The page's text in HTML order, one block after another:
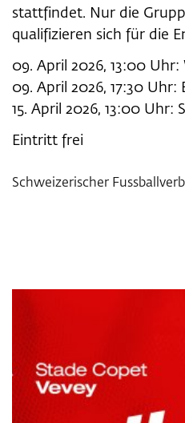
stattfindet. Nur die
qualifizieren sich für die
09. April 2026, 13:00
09. April 2026, 17:30 Uhr:
15. April 2026, 13:00 Uhr:
Eintritt frei
Schweizerischer